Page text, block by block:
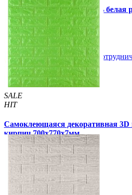
Самоклеющаяся 3D панель белая
109 грн/шт 160 грн /шт
Купить В закладки
SALE
HIT
Самоклеющаяся декоративная 3D
кирпич 700x770x7мм
105 грн /шт 163 грн/шт
5 отзывов